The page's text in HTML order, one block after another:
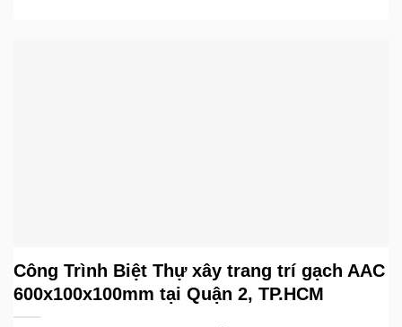
Công Trình Biệt Thự xây trang trí gạch AAC
600x100x100mm tại Quận 2, TP.HCM